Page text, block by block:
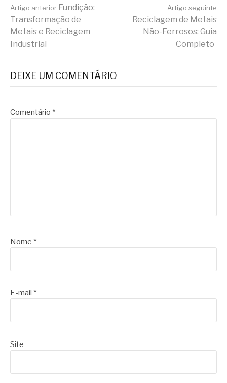
Continue
lendo
Artigo anterior Fundição:
Transformação de
Metais e Reciclagem
Industrial
Artigo seguinte
Reciclagem de Metais
Não-Ferrosos: Guia
Completo
DEIXE UM COMENTÁRIO
Comentário *
Nome *
E-mail *
Site